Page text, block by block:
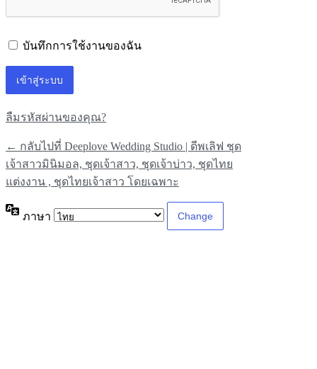
บันทึกการใช้งานของฉัน
ลืมรหัสผ่านของคุณ?
← กลับไปที่ Deeplove Wedding Studio | ดีพเลิฟ ชุด
เจ้าสาวมินิมอล, ชุดเจ้าสาว, ชุดเจ้าบ่าว, ชุดไทย
แต่งงาน , ชุดไทยเจ้าสาว โดยเฉพาะ
ภาษา